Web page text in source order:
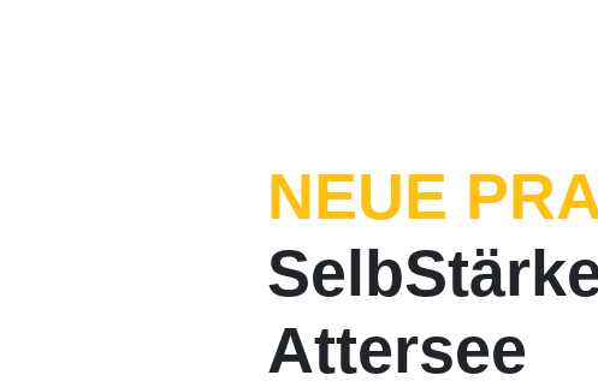
NEUE
Attersee